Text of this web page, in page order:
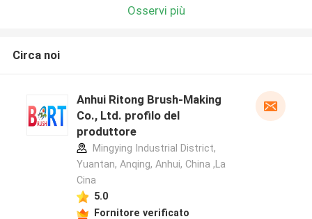
Osservi più
Circa noi
Anhui Ritong Brush-Making
Co., Ltd. profilo del
produttore
Mingying Industrial District,
Yuantan, Anqing, Anhui, China ,La
Cina
5.0
Fornitore verificato